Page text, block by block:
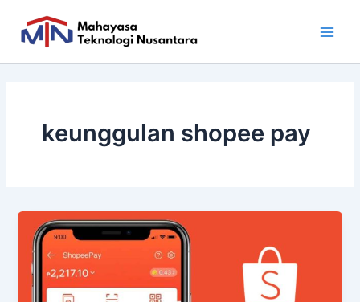
content
keunggulan shopee pay